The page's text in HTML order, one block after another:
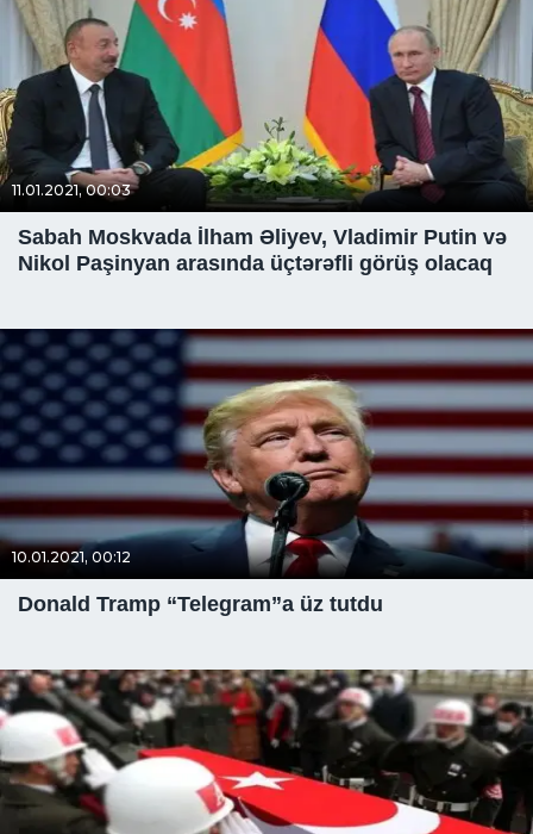
11.01.2021, 00:03
Sabah Moskvada İlham Əliyev, Vladimir Putin və
Nikol Paşinyan arasında üçtərəfli görüş olacaq
10.01.2021, 00:12
Donald Tramp “Telegram”a üz tutdu